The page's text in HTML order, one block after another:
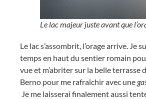
Le lac majeur juste avant que
Le lac s’assombrit, l’orage arrive. Je
temps en haut du sentier romain
vue et m’abriter sur la belle terrasse
Berno pour me rafraîchir avec une
Je me laisserai finalement aussi